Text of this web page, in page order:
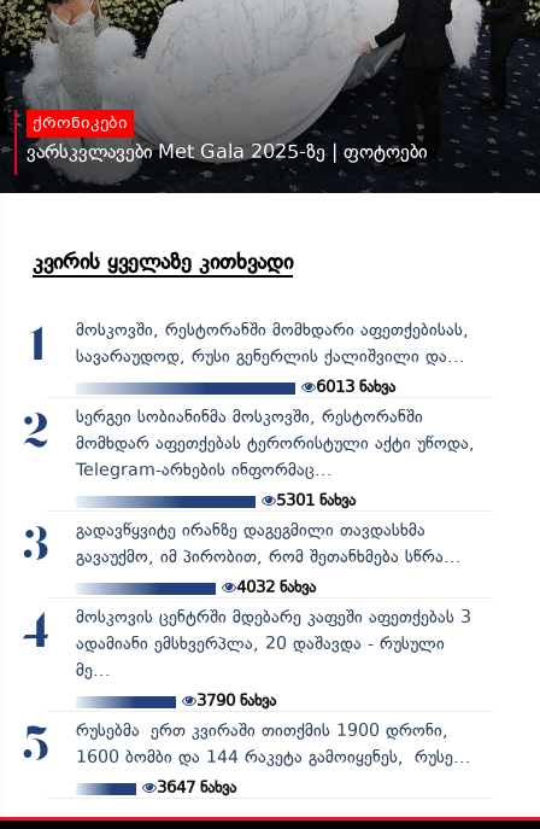
ქრონიკები
ვარსკვლავები Met Gala 2025-ზე | ფოტოები
კვირის ყველაზე კითხვადი
1
მოსკოვში, რესტორანში მომხდარი აფეთქებისას,
სავარაუდოდ, რუსი გენერლის ქალიშვილი და...
6013 ნახვა
2
სერგეი სობიანინმა მოსკოვში, რესტორანში
მომხდარ აფეთქებას ტერორისტული აქტი უწოდა,
Telegram-არხების ინფორმაც...
5301ნახვა
3
გადავწყვიტე ირანზე დაგეგმილი თავდასხმა
გავაუქმო, იმ პირობით, რომ შეთანხმება სწრა...
4032ნახვა
4
მოსკოვის ცენტრში მდებარე კაფეში აფეთქებას 3
ადამიანი ემსხვერპლა, 20 დაშავდა - რუსული
მე...
3790ნახვა
5
რუსებმა ერთ კვირაში თითქმის 1900 დრონი,
1600 ბომბი და 144 რაკეტა გამოიყენეს, რუსე...
3647ნახვა